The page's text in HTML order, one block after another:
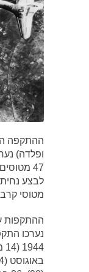
ההתקפה
47
לבצע
מטוסי קרב
ההתקפות